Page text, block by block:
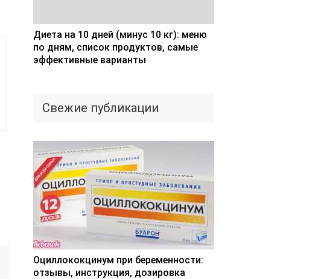
Диета на 10 дней (минус 10 кг): меню
по дням, список продуктов, самые
эффективные варианты
Свежие публикации
Оциллококцинум при беременности:
отзывы, инструкция, дозировка